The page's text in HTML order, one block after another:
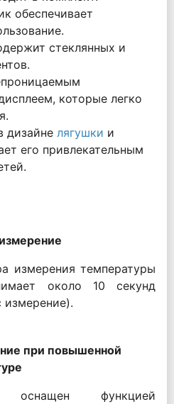
обеспечивает
стеклянных и
которые легко
дизайне лягушки и
его привлекательным
измерения температуры
около 10 секунд
измерение).
при повышенной
оснащен функцией